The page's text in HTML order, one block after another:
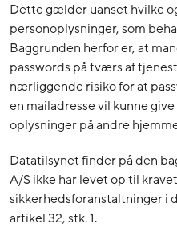
Dette gælder uanset hvilke
personoplysninger, som
Baggrunden herfor er, at
passwords på tværs af
nærliggende risiko for at
en mailadresse vil kunne
oplysninger på andre
Datatilsynet finder på den
A/S ikke har levet op til
sikkerhedsforanstaltninger i
artikel 32, stk. 1.